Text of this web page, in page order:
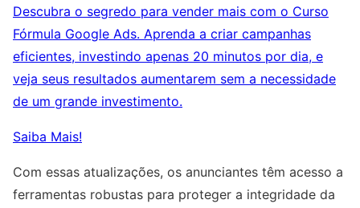
Descubra o segredo para vender mais com o Curso
Fórmula Google Ads. Aprenda a criar campanhas
eficientes, investindo apenas 20 minutos por dia, e
veja seus resultados aumentarem sem a necessidade
de um grande investimento.
Saiba Mais!
Com essas atualizações, os anunciantes têm acesso a
ferramentas robustas para proteger a integridade da